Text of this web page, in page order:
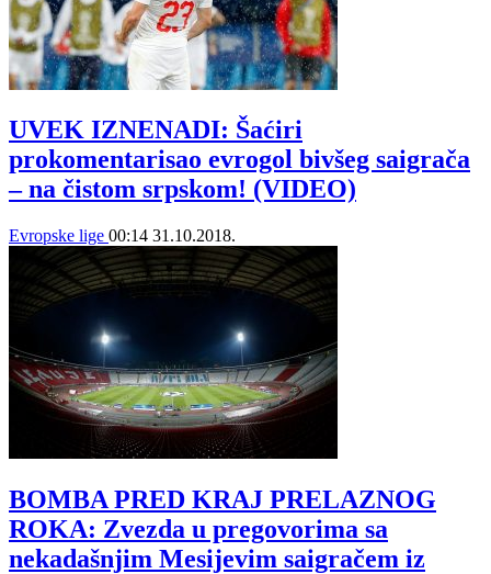
UVEK IZNENADI: Šaćiri
prokomentarisao evrogol bivšeg saigrača
– na čistom srpskom! (VIDEO)
Evropske lige 00:14 31.10.2018.
BOMBA PRED KRAJ PRELAZNOG
ROKA: Zvezda u pregovorima sa
nekadašnjim Mesijevim saigračem iz